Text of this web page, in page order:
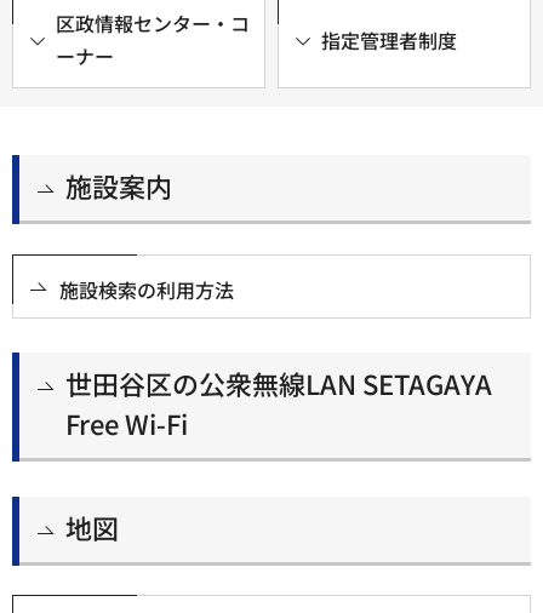
区政情報センター・コ
ーナー
指定管理者制度
施設案内
施設検索の利用方法
世田谷区の公衆無線LAN SETAGAYA
Free Wi-Fi
地図